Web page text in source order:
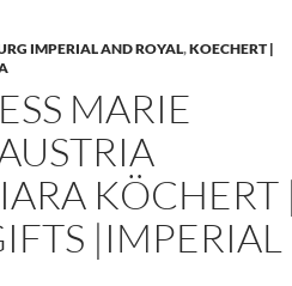
IMPERIAL AND ROYAL,KOECHERT |
MARIE
KÖCHERT |
|IMPERIAL